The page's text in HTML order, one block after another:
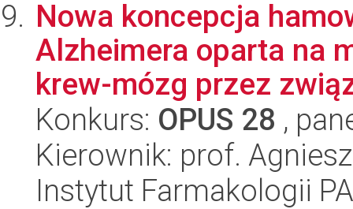
Nowa koncepcja
Alzheimera oparta na
krew-mózg przez
Konkurs: OPUS 28 ,
Kierownik: prof.
Instytut Farmakologii